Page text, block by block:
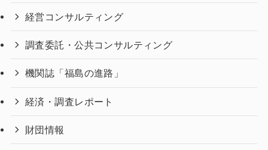
経営コンサルティング
調査委託・公共コンサルティング
機関誌「福島の進路」
経済・調査レポート
財団情報